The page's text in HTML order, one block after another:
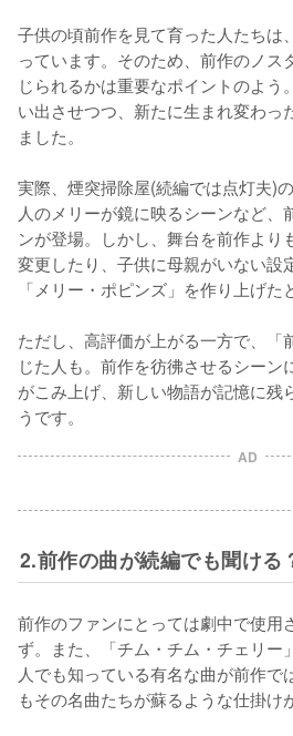
子供の頃前作を見て育った人たちは
っています。そのため、前作のノス
じられるかは重要なポイントのよう
い出させつつ、新たに生まれ変わっ
ました。
実際、煙突掃除屋(続編では点灯夫)
人のメリーが鏡に映るシーンなど、
ンが登場。しかし、舞台を前作より
変更したり、子供に母親がいない設
「メリー・ポピンズ」を作り上げた
ただし、高評価が上がる一方で、「
じた人も。前作を彷彿させるシーン
がこみ上げ、新しい物語が記憶に残
うです。
AD
2.前作の曲が続編でも聞ける
前作のファンにとっては劇中で使用
ず。また、「チム・チム・チェリー
人でも知っている有名な曲が前作で
もその名曲たちが蘇るような仕掛けが